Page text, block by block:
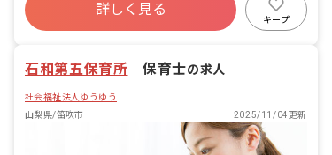
詳しく見る
キープ
石和第五保育所 ｜保育士の求人
社会福祉法人ゆうゆう
山梨県/笛吹市
2025/11/04更新